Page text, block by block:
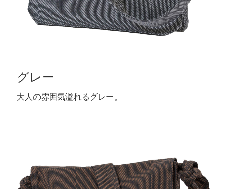
グレー
大人の雰囲気溢れるグレー。